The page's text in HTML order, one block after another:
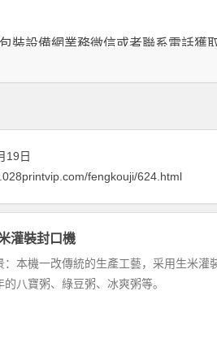
裝設備網業務微信或者聯系電話獲取
19日
fengkouji/624.html
灌裝封口機
：本機一改傳統的生產工藝，采用生米
的八寶粥、綠豆粥、冰爽粥等。